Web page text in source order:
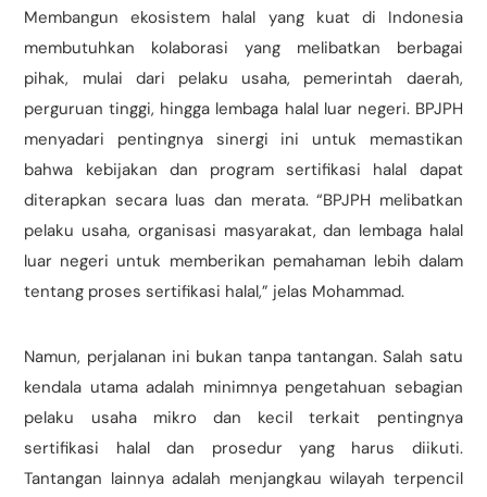
Membangun ekosistem halal yang kuat di Indonesia
membutuhkan kolaborasi yang melibatkan berbagai
pihak, mulai dari pelaku usaha, pemerintah daerah,
perguruan tinggi, hingga lembaga halal luar negeri. BPJPH
menyadari pentingnya sinergi ini untuk memastikan
bahwa kebijakan dan program sertifikasi halal dapat
diterapkan secara luas dan merata. “BPJPH melibatkan
pelaku usaha, organisasi masyarakat, dan lembaga halal
luar negeri untuk memberikan pemahaman lebih dalam
tentang proses sertifikasi halal,” jelas Mohammad.
Namun, perjalanan ini bukan tanpa tantangan. Salah satu
kendala utama adalah minimnya pengetahuan sebagian
pelaku usaha mikro dan kecil terkait pentingnya
sertifikasi halal dan prosedur yang harus diikuti.
Tantangan lainnya adalah menjangkau wilayah terpencil